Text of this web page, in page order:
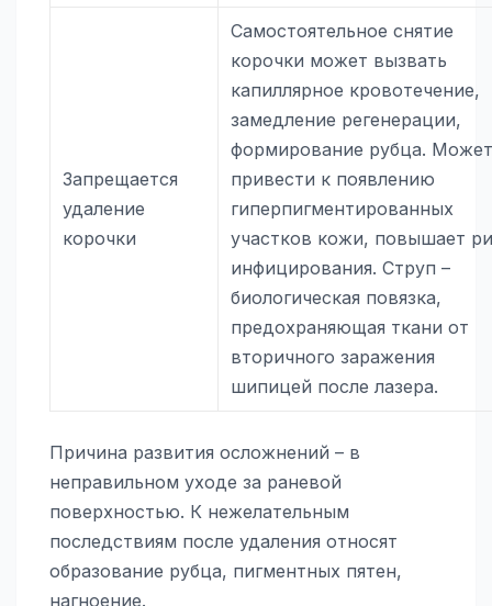
Запрещается
удаление
корочки
Самостоятельное снятие
корочки может вызвать
капиллярное кровотечение,
замедление регенерации,
формирование рубца.
привести к появлению
гиперпигментированных
участков кожи, повышает
инфицирования. Струп –
биологическая повязка,
предохраняющая ткани от
вторичного заражения
шипицей после лазера.
Причина развития осложнений – в
неправильном уходе за раневой
поверхностью. К нежелательным
последствиям после удаления относят
образование рубца, пигментных пятен,
нагноение.